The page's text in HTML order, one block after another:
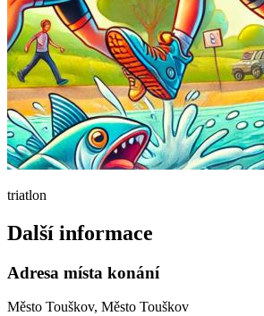
triatlon
Další informace
Adresa místa konání
Město Touškov, Město Touškov